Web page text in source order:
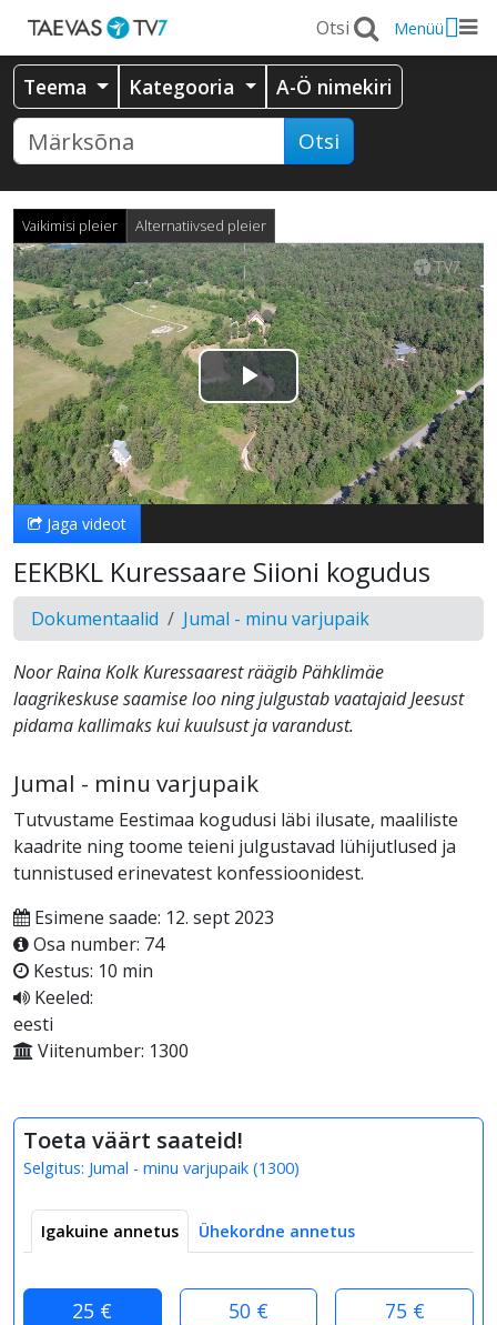
Menüü
Teema Kategooria A-Ö nimekiri
Otsi
Vaikimisi pleier Alternatiivsed pleier
Esita
video
Jaga videot
EEKBKL Kuressaare Siioni kogudus
Dokumentaalid Jumal - minu varjupaik
Noor Raina Kolk Kuressaarest räägib Pähklimäe
laagrikeskuse saamise loo ning julgustab vaatajaid Jeesust
pidama kallimaks kui kuulsust ja varandust.
Jumal - minu varjupaik
Tutvustame Eestimaa kogudusi läbi ilusate, maaliliste
kaadrite ning toome teieni julgustavad lühijutlused ja
tunnistused erinevatest konfessioonidest.
Esimene saade: 12. sept 2023
Osa number: 74
Kestus: 10 min
Keeled:
eesti
Viitenumber: 1300
Toeta väärt saateid!
Selgitus: Jumal - minu varjupaik (1300)
Igakuine annetus Ühekordne annetus
25 € 50 € 75 €